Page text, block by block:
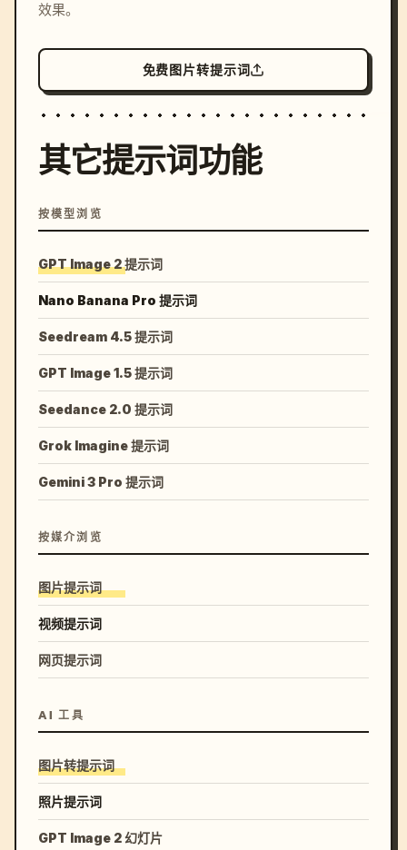
效果。
免费图片转提示词
其它提示词功能
按模型浏览
GPT Image 2 提示词
Nano Banana Pro 提示词
Seedream 4.5 提示词
GPT Image 1.5 提示词
Seedance 2.0 提示词
Grok Imagine 提示词
Gemini 3 Pro 提示词
按媒介浏览
图片提示词
视频提示词
网页提示词
AI 工具
图片转提示词
照片提示词
GPT Image 2 幻灯片